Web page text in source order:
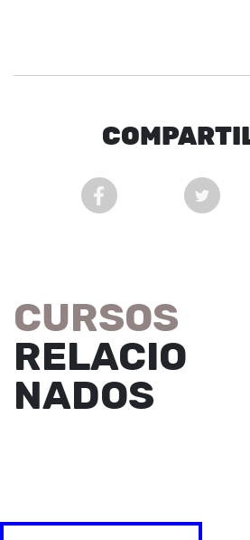
COMPARTI
COMPARTILHAR POST
CURSOS
RELACIO
NADOS